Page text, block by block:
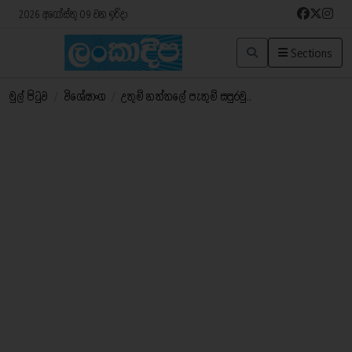
2026 අගෝස්තු 09 වන ඉරිදා
Sections
මුල් පිටුව විශේෂාංග උතුම් නත්තලේ පැතුම් සපුරමු..